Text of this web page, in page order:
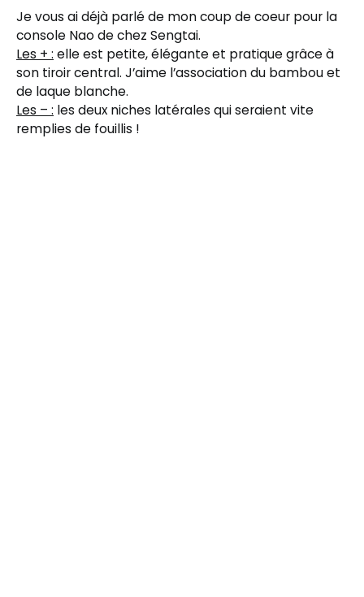
Je vous ai déjà parlé de mon coup de coeur pour la
console Nao de chez Sengtai.
Les + : elle est petite, élégante et pratique grâce à
son tiroir central. J’aime l’association du bambou et
de laque blanche.
Les – : les deux niches latérales qui seraient vite
remplies de fouillis !